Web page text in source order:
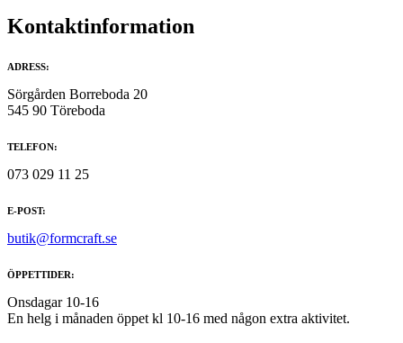
Kontaktinformation
ADRESS:
Sörgården Borreboda 20
545 90 Töreboda
TELEFON:
073 029 11 25
E-POST:
butik@formcraft.se
ÖPPETTIDER:
Onsdagar 10-16
En helg i månaden öppet kl 10-16 med någon extra aktivitet.